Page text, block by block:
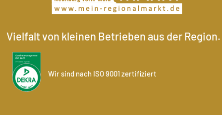
Vielfalt von kleinen Betrieben aus der Region.
Wir sind nach ISO 9001 zertifiziert